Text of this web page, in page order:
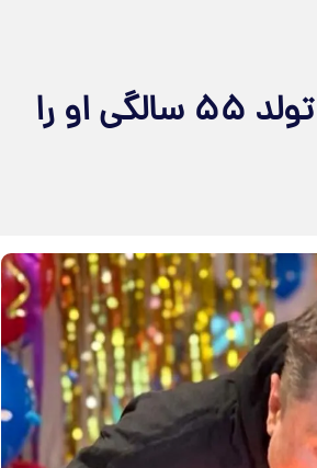
مادر ایلان ماسک با انتشار تصاویری تولد ۵۵ سالگی او را